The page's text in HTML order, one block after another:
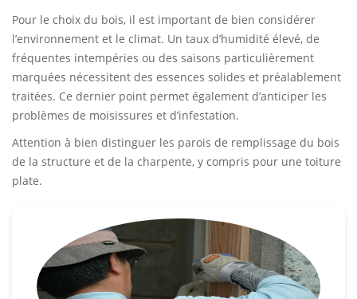
Pour le choix du bois, il est important de bien considérer
l’environnement et le climat. Un taux d’humidité élevé, de
fréquentes intempéries ou des saisons particulièrement
marquées nécessitent des essences solides et préalablement
traitées. Ce dernier point permet également d’anticiper les
problèmes de moisissures et d’infestation.
Attention à bien distinguer les parois de remplissage du bois
de la structure et de la charpente, y compris pour une toiture
plate.